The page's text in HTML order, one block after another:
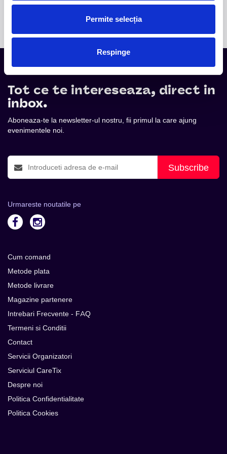
Permite selecția
Respinge
internațional.
Tot ce te intereseaza, direct in
inbox.
Aboneaza-te la newsletter-ul nostru, fii primul la care ajung
evenimentele noi.
Subscribe
Urmareste noutatile pe
Cum comand
Metode plata
Metode livrare
Magazine partenere
Intrebari Frecvente - FAQ
Termeni si Conditii
Contact
Servicii Organizatori
Serviciul CareTix
Despre noi
Politica Confidentialitate
Politica Cookies